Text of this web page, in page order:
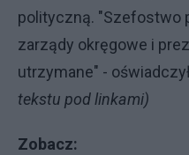
polityczną. "Szefostwo
zarządy okręgowe i
utrzymane" -
tekstu pod linkami)
Zobacz: